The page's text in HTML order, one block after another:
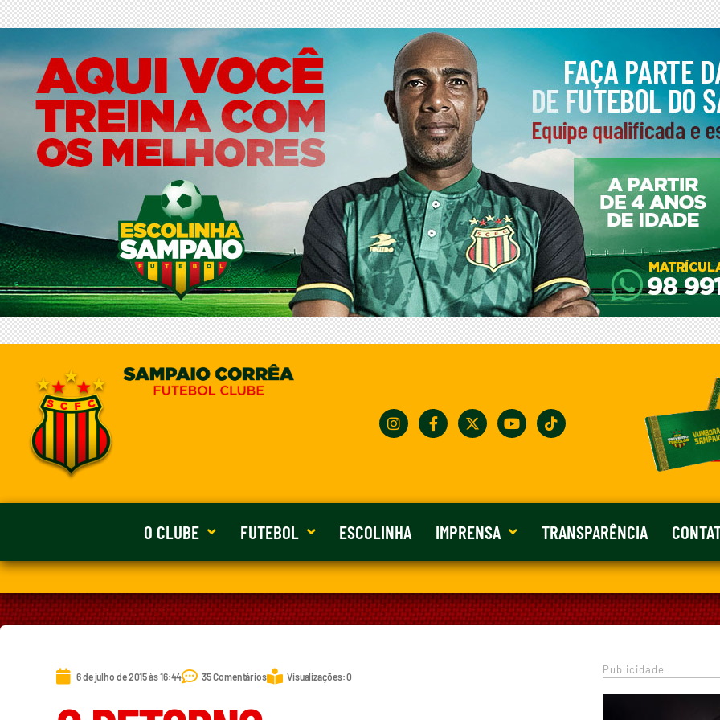
O CLUBE FUTEBOL ESCOLINHA IMPRENSA TRANSPARÊNCIA
6 de julho de 2015 às 16:44 35 Comentários Visualizações: 0
Publicidade